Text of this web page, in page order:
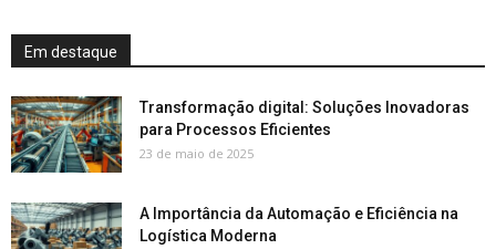
Em destaque
Transformação digital: Soluções Inovadoras
para Processos Eficientes
23 de maio de 2025
A Importância da Automação e Eficiência na
Logística Moderna